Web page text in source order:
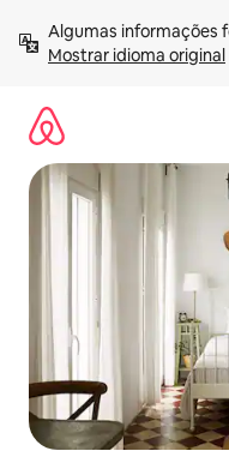
para
Mostrar idioma original